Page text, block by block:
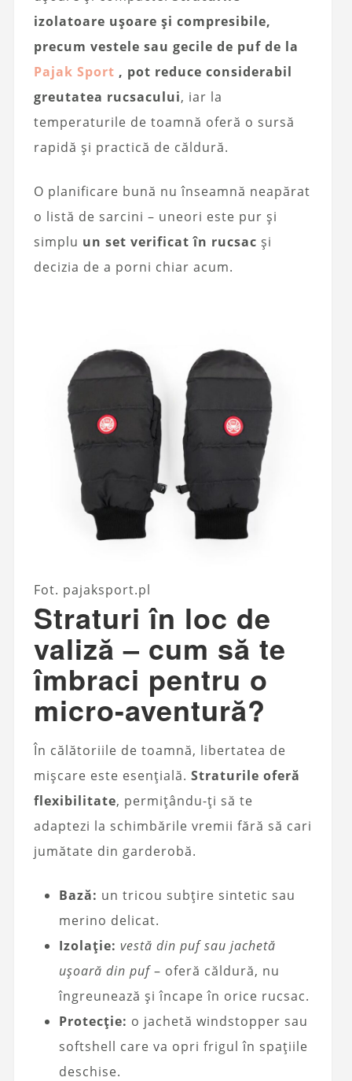
izolatoare ușoare și compresibile,
precum vestele sau gecile de puf de la
Pajak Sport , pot reduce considerabil
greutatea rucsacului, iar la
temperaturile de toamnă oferă o sursă
rapidă și practică de căldură.
O planificare bună nu înseamnă neapărat
o listă de sarcini – uneori este pur și
simplu un set verificat în rucsac și
decizia de a porni chiar acum.
Fot. pajaksport.pl
Straturi în loc de
valiză – cum să te
îmbraci pentru o
micro-aventură?
În călătoriile de toamnă, libertatea de
mișcare este esențială. Straturile oferă
flexibilitate, permițându-ți să te
adaptezi la schimbările vremii fără să cari
jumătate din garderobă.
Bază: un tricou subțire sintetic sau
merino delicat.
Izolație: vestă din puf sau jachetă
ușoară din puf– oferă căldură, nu
îngreunează și încape în orice rucsac.
Protecție: o jachetă windstopper sau
softshell care va opri frigul în spațiile
deschise.